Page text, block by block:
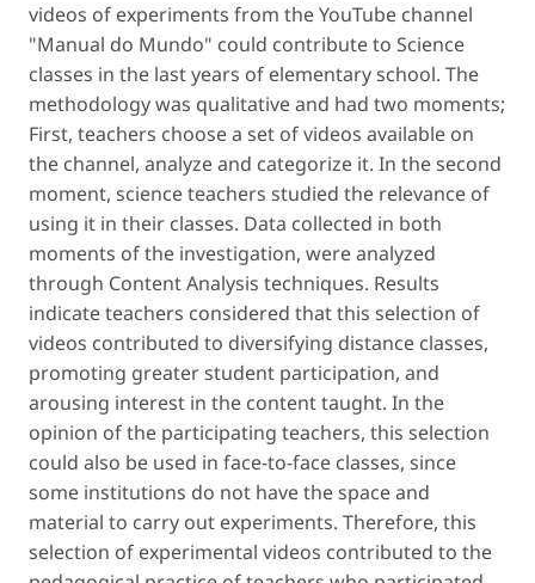
videos of experiments from the YouTube channel
"Manual do Mundo" could contribute to Science
classes in the last years of elementary school. The
methodology was qualitative and had two moments;
First, teachers choose a set of videos available on
the channel, analyze and categorize it. In the second
moment, science teachers studied the relevance of
using it in their classes. Data collected in both
moments of the investigation, were analyzed
through Content Analysis techniques. Results
indicate teachers considered that this selection of
videos contributed to diversifying distance classes,
promoting greater student participation, and
arousing interest in the content taught. In the
opinion of the participating teachers, this selection
could also be used in face-to-face classes, since
some institutions do not have the space and
material to carry out experiments. Therefore, this
selection of experimental videos contributed to the